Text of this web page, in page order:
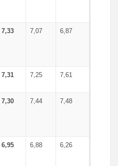
7,33 7,07 6,87
7,31 7,25 7,61
7,30 7,44 7,48
6,95 6,88 6,26